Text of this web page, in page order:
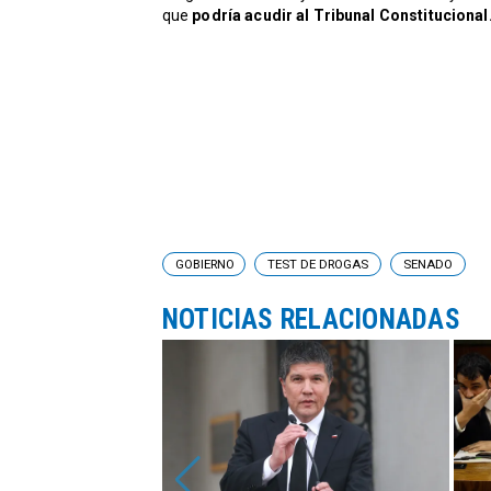
que podría acudir al Tribunal
GOBIERNO TEST DE DROGAS SENADO
NOTICIAS RELACIONADAS